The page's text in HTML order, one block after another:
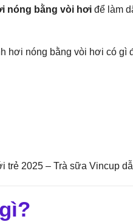
nóng bằng vòi hơiđể làm
hơi nóng bằng vòi hơi có gì
trẻ 2025 – Trà sữa Vincup